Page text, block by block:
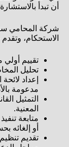
أن تبدأ
شركة المحامي
الاستحكام،
تقييم أولي
تحليل
إعداد
مدعومة
التمثيل
المعنية.
متابعة
أو إلغائه
تقديم